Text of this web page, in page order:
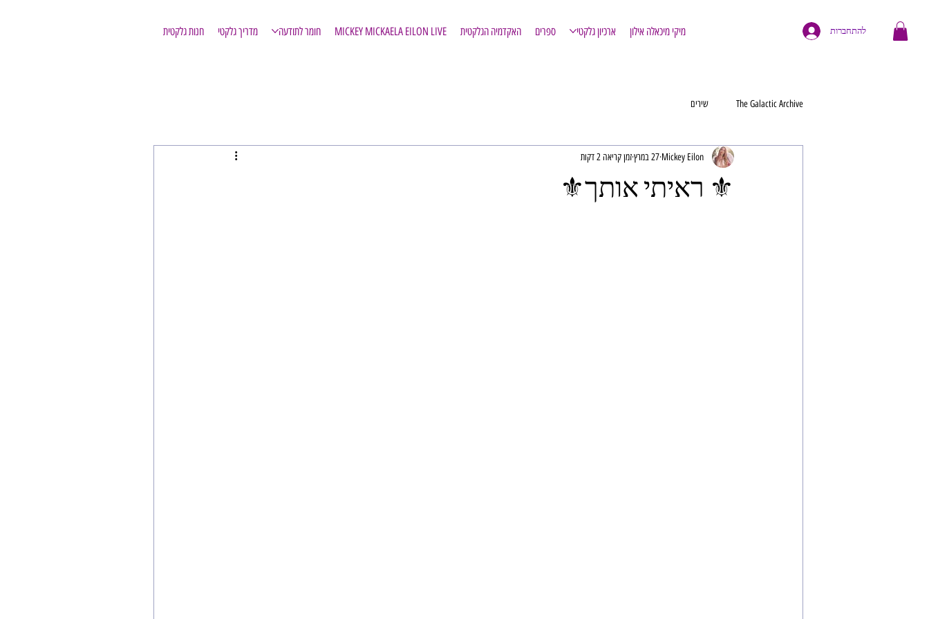
מיקי מיכאלה אילון ארכיון גלקטי ספרים האקדמיה הגלקטית MICKEY MICKAELA EILON LIVE חומר לתודעה מדריך גלקטי חנות גלקטית להתחברות
The Galactic Archive שירים
⚜️ ראיתי אותך⚜️
Mickey Eilon 27 במרץ זמן קריאה 2 דקות